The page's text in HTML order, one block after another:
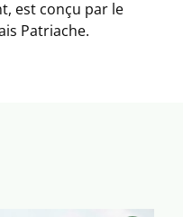
est conçu par le
Patriache.